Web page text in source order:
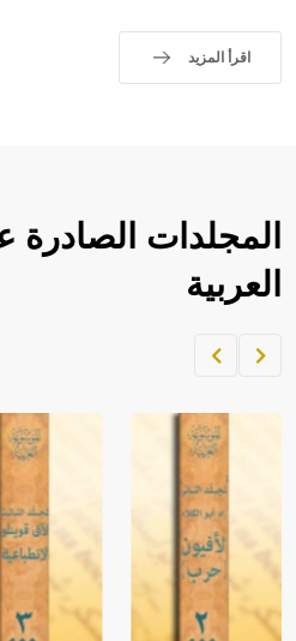
اقرأ المزيد
المجلدات
العربية